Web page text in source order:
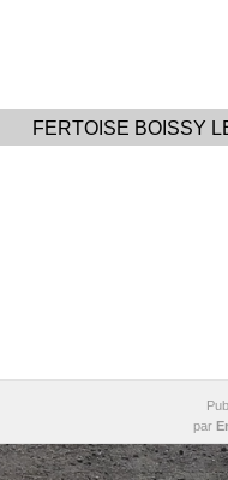
FERTOISE BOISSY
par